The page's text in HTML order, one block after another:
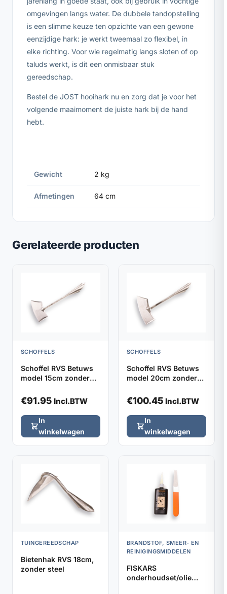
omgevingen langs water. De dubbele tandopstelling
is een slimme keuze ten opzichte van een gewone
eenzijdige hark: je werkt tweemaal zo flexibel, in
elke richting. Voor wie regelmatig langs sloten of op
taluds werkt, is dit een onmisbaar stuk
gereedschap.
Bestel de JOST hooihark nu en zorg dat je voor het
volgende maaimoment de juiste hark bij de hand
hebt.
Gewicht 2 kg
Afmetingen 64 cm
Gerelateerde producten
SCHOFFELS
Schoffel RVS Betuws
model 15cm zonder
€91.95 Incl.BTW
In
winkelwagen
SCHOFFELS
Schoffel RVS Betuws
model 20cm zonder
€100.45 Incl.BTW
In
winkelwagen
TUINGEREEDSCHAP
Bietenhak RVS 18cm,
zonder steel
BRANDSTOF, SMEER- EN
REINIGINGSMIDDELEN
FISKARS
onderhoudset/olie